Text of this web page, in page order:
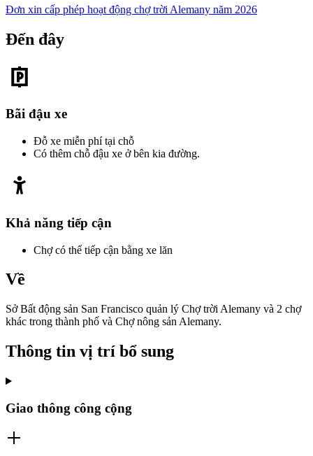
Đơn xin cấp phép hoạt động chợ trời Alemany năm 2026
Đến đây
Bãi đậu xe
Đỗ xe miễn phí tại chỗ
Có thêm chỗ đậu xe ở bên kia đường.
Khả năng tiếp cận
Chợ có thể tiếp cận bằng xe lăn
Về
Sở Bất động sản San Francisco quản lý Chợ trời Alemany và 2 chợ
khác trong thành phố và Chợ nông sản Alemany.
Thông tin vị trí bổ sung
Giao thông công cộng